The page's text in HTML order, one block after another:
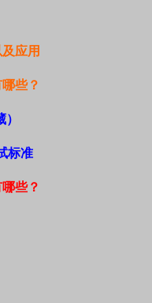
应用
些？
标准
些？